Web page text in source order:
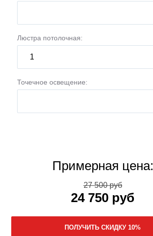
Люстра потолочная:
Точечное освещение:
Примерная цена:
27 500 руб
24 750 руб